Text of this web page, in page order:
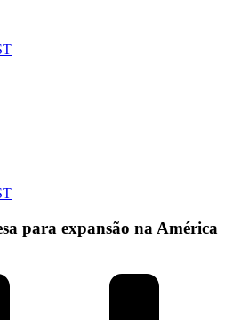
para expansão na América